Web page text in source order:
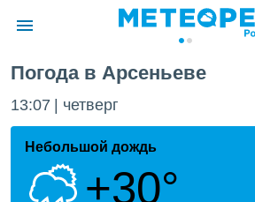
о
Погода в Арсеньеве
13:07 четверг
Небольшой дождь
+30°